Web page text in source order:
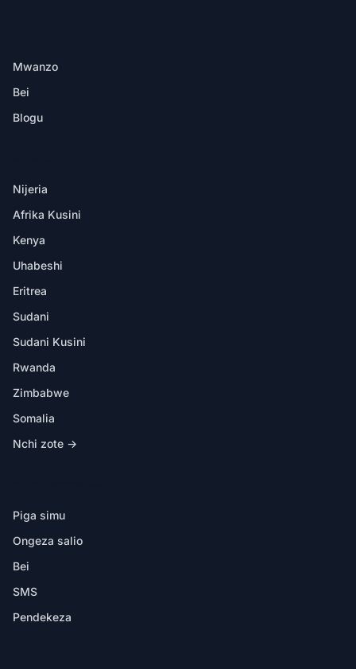
Mwanzo
Bei
Blogu
Nijeria
Afrika Kusini
Kenya
Uhabeshi
Eritrea
Sudani
Sudani Kusini
Rwanda
Zimbabwe
Somalia
Nchi zote →
Piga simu
Ongeza salio
Bei
SMS
Pendekeza